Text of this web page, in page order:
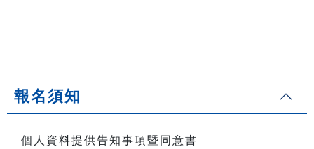
報名須知
個人資料提供告知事項暨同意書